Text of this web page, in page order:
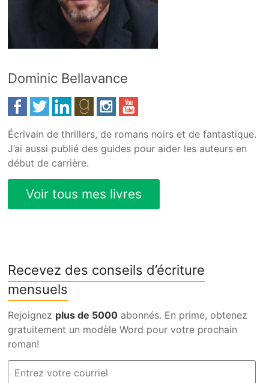
Dominic Bellavance
Écrivain de thrillers, de romans noirs et de fantastique.
J’ai aussi publié des guides pour aider les auteurs en
début de carrière.
Recevez des conseils d’écriture
mensuels
Rejoignez plus de 5000 abonnés. En prime, obtenez
gratuitement un modèle Word pour votre prochain
roman!